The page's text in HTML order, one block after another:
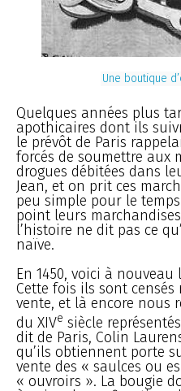
Une boutique
Quelques années plus
apothicaires dont ils
le prévôt de Paris
forcés de soumettre aux
drogues débitées dans
Jean, et on prit ces
peu simple pour le
point leurs
l’histoire ne dit pas ce
naïve.
En 1450, voici à
Cette fois ils sont
vente, et là encore nous
du XIVe siècle
dit de Paris, Colin
qu’ils obtiennent porte
vente des « saulces ou
« ouvroirs ». La bougie